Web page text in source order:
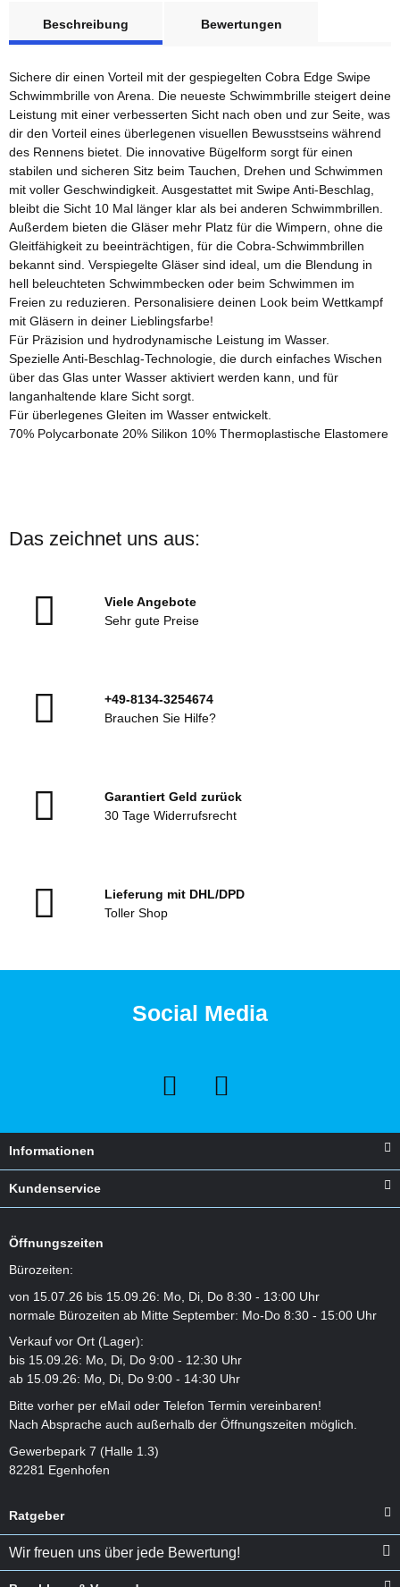
Beschreibung
Bewertungen
Sichere dir einen Vorteil mit der gespiegelten Cobra Edge Swipe
Schwimmbrille von Arena. Die neueste Schwimmbrille steigert deine
Leistung mit einer verbesserten Sicht nach oben und zur Seite, was
dir den Vorteil eines überlegenen visuellen Bewusstseins während
des Rennens bietet. Die innovative Bügelform sorgt für einen
stabilen und sicheren Sitz beim Tauchen, Drehen und Schwimmen
mit voller Geschwindigkeit. Ausgestattet mit Swipe Anti-Beschlag,
bleibt die Sicht 10 Mal länger klar als bei anderen Schwimmbrillen.
Außerdem bieten die Gläser mehr Platz für die Wimpern, ohne die
Gleitfähigkeit zu beeinträchtigen, für die Cobra-Schwimmbrillen
bekannt sind. Verspiegelte Gläser sind ideal, um die Blendung in
hell beleuchteten Schwimmbecken oder beim Schwimmen im
Freien zu reduzieren. Personalisiere deinen Look beim Wettkampf
mit Gläsern in deiner Lieblingsfarbe!
Für Präzision und hydrodynamische Leistung im Wasser.
Spezielle Anti-Beschlag-Technologie, die durch einfaches Wischen
über das Glas unter Wasser aktiviert werden kann, und für
langanhaltende klare Sicht sorgt.
Für überlegenes Gleiten im Wasser entwickelt.
70% Polycarbonate 20% Silikon 10% Thermoplastische Elastomere
Das zeichnet uns aus:
Viele Angebote
Sehr gute Preise
+49-8134-3254674
Brauchen Sie Hilfe?
Garantiert Geld zurück
30 Tage Widerrufsrecht
Lieferung mit DHL/DPD
Toller Shop
Social Media
Informationen
Kundenservice
Öffnungszeiten
Bürozeiten:
von 15.07.26 bis 15.09.26: Mo, Di, Do 8:30 - 13:00 Uhr
normale Bürozeiten ab Mitte September: Mo-Do 8:30 - 15:00 Uhr
Verkauf vor Ort (Lager):
bis 15.09.26: Mo, Di, Do 9:00 - 12:30 Uhr
ab 15.09.26: Mo, Di, Do 9:00 - 14:30 Uhr
Bitte vorher per eMail oder Telefon Termin vereinbaren!
Nach Absprache auch außerhalb der Öffnungszeiten möglich.
Gewerbepark 7 (Halle 1.3)
82281 Egenhofen
Ratgeber
Wir freuen uns über jede Bewertung!